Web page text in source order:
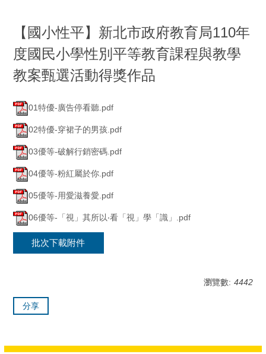
【國小性平】新北市政府教育局110年
度國民小學性別平等教育課程與教學
教案甄選活動得獎作品
01特優-廣告停看聽.pdf
02特優-穿裙子的男孩.pdf
03優等-破解行銷密碼.pdf
04優等-粉紅屬於你.pdf
05優等-用愛滋養愛.pdf
06優等-「視」其所以‧看「視」學「識」.pdf
批次下載附件
瀏覽數: 4442
分享